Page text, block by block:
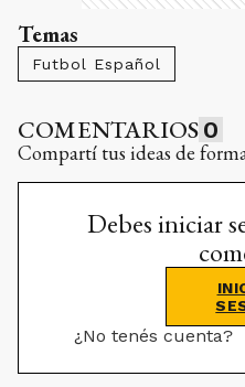
Temas
Futbol Español
COMENTARIOS 0
Compartí tus ideas de
Debes iniciar
¿No tenés cuenta?